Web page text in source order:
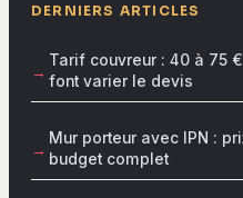
DERNIERS ARTICLES
Tarif couvreur : 40 à 75
font varier le devis
Mur porteur avec IPN :
budget complet